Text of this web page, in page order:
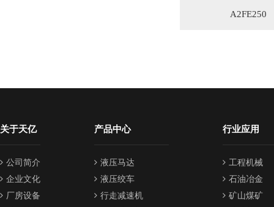
A2FE250
关于天亿
公司简介
企业文化
厂房设备
产品中心
液压马达
液压绞车
行走减速机
行业应用
工程机械
石油冶金
矿山煤矿